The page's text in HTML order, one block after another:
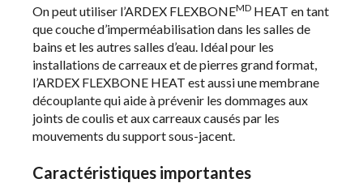
On peut utiliser l’ARDEX FLEXBONEMD HEAT en tant
que couche d’imperméabilisation dans les salles de
bains et les autres salles d’eau. Idéal pour les
installations de carreaux et de pierres grand format,
l’ARDEX FLEXBONE HEAT est aussi une membrane
découplante qui aide à prévenir les dommages aux
joints de coulis et aux carreaux causés par les
mouvements du support sous-jacent.
Caractéristiques importantes